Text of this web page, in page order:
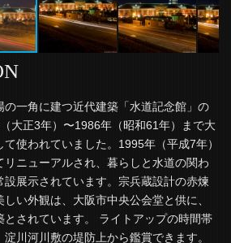
の一角に建つ近代建築「水道記念館」の
大正3年）〜1986年（昭和61年）まで大
使われていました。1995年（平成7年）
リニューアルされ、暮らしと水道の関わ
設展示されています。宗兵蔵設計の赤煉
い外観は、大阪市中央公会堂と供に、
とされています。 ライトアップの時間帯
川河川敷の堤防上から鑑賞できます。